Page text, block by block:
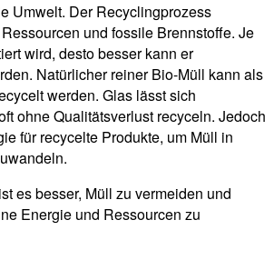
Umwelt. Der Recyclingprozess
und fossile Brennstoffe. Je
wird, desto besser kann er
Natürlicher reiner Bio-Müll kann als
werden. Glas lässt sich
ohne Qualitätsverlust recyceln. Jedoch
für recycelte Produkte, um Müll in
es besser, Müll zu vermeiden und
Energie und Ressourcen zu